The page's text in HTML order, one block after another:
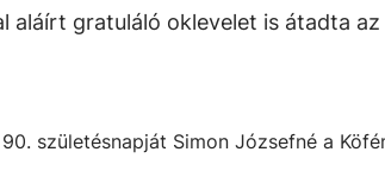
aláírt gratuláló oklevelet is átadta az
születésnapját Simon Józsefné a